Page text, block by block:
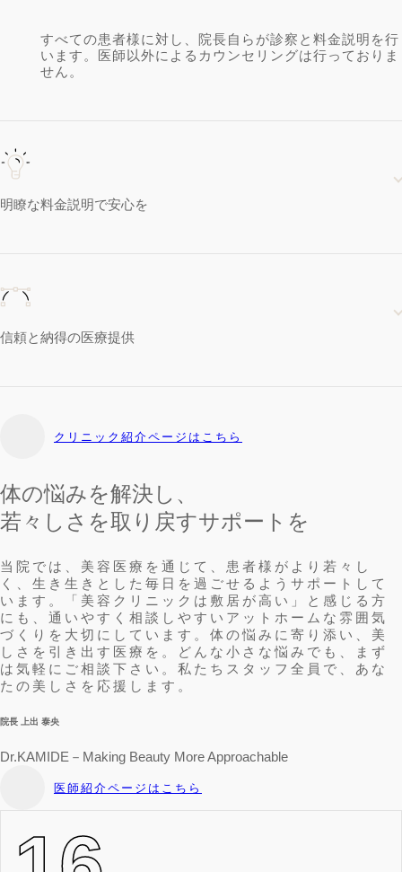
すべての患者様に対し、院長自らが診察と料金説明を行
います。医師以外によるカウンセリングは行っておりま
せん。
明瞭な料金説明で安心を
信頼と納得の医療提供
クリニック紹介ページはこちら
体の悩みを解決し、
若々しさを取り戻すサポートを
当院では、美容医療を通じて、患者様がより若々し
く、生き生きとした毎日を過ごせるようサポートして
います。「美容クリニックは敷居が高い」と感じる方
にも、通いやすく相談しやすいアットホームな雰囲気
づくりを大切にしています。体の悩みに寄り添い、美
しさを引き出す医療を。どんな小さな悩みでも、まず
は気軽にご相談下さい。私たちスタッフ全員で、あな
たの美しさを応援します。
院長 上出 泰央
Dr.KAMIDE－Making Beauty More Approachable
医師紹介ページはこちら